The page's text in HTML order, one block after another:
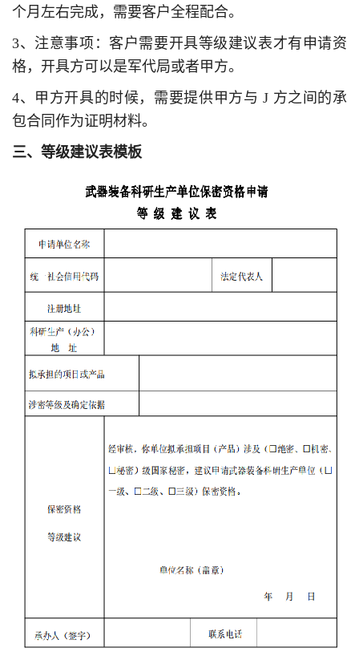
个月左右完成，需要客户全程配合。
3、注意事项：客户需要开具等级建议表才有申请资
格，开具方可以是军代局或者甲方。
4、甲方开具的时候，需要提供甲方与 J 方之间的承
包合同作为证明材料。
三、等级建议表模板